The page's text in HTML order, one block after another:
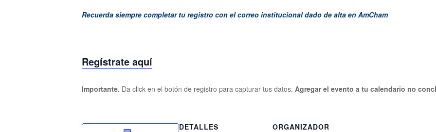
Recuerda siempre completar tu registro con el correo institucional dado de alta en AmCham
Regístrate aquí
Importante. Da click en el botón de registro para capturar tus datos. Agregar el evento a tu calendario no
DETALLES
ORGANIZADOR